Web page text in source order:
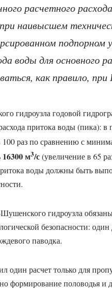
расчетного
наивысшем
подпорном
воды для основного
как правило,
гидроузла годовой
притока воды (пика): в
раз по сравнению с
16300 м3/с(увеличение в 65
воды должны быть
гидроузла
безопасности:
паводка.
один расчет только для
формирование половодья и